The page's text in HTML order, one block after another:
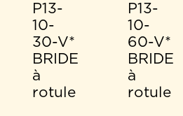
P13-
10-
30-V*
BRIDE
à
rotule
P13-
10-
60-V*
BRIDE
à
rotule